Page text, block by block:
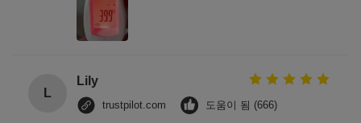
L
Lily
trustpilot.com 도움이 됨 (666)